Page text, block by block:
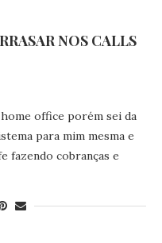
NOS CALLS
office porém sei da
para mim mesma e
fazendo cobranças e